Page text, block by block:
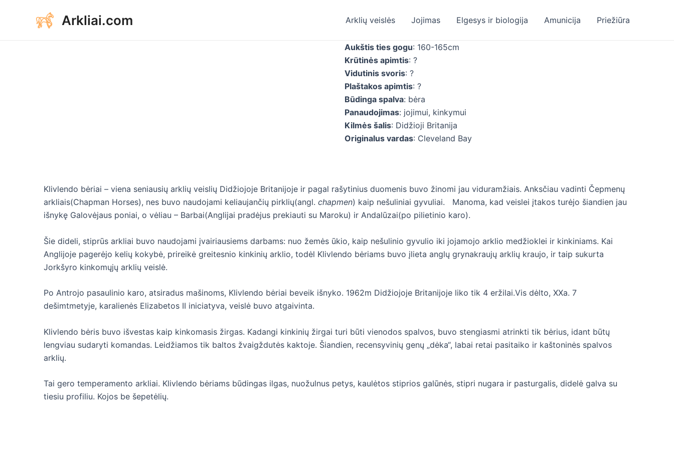
Arkliai.com Arklių veislės Jojimas Elgesys ir biologija Amunicija Priežiūra
Aukštis ties gogu: 160-165cm
Krūtinės apimtis: ?
Vidutinis svoris: ?
Plaštakos apimtis: ?
Būdinga spalva: bėra
Panaudojimas: jojimui, kinkymui
Kilmės šalis: Didžioji Britanija
Originalus vardas: Cleveland Bay
Klivlendo bėriai – viena seniausių arklių veislių Didžiojoje Britanijoje ir pagal rašytinius duomenis buvo žinomi jau viduramžiais. Anksčiau vadinti Čepmenų
arkliais(Chapman Horses), nes buvo naudojami keliaujančių pirklių(angl. chapmen) kaip nešuliniai gyvuliai. Manoma, kad veislei įtakos turėjo šiandien jau
išnykę Galovėjaus poniai, o vėliau – Barbai(Anglijai pradėjus prekiauti su Maroku) ir Andalūzai(po pilietinio karo).
Šie dideli, stiprūs arkliai buvo naudojami įvairiausiems darbams: nuo žemės ūkio, kaip nešulinio gyvulio iki jojamojo arklio medžioklei ir kinkiniams. Kai
Anglijoje pagerėjo kelių kokybė, prireikė greitesnio kinkinių arklio, todėl Klivlendo bėriams buvo įlieta anglų grynakraujų arklių kraujo, ir taip sukurta
Jorkšyro kinkomųjų arklių veislė.
Po Antrojo pasaulinio karo, atsiradus mašinoms, Klivlendo bėriai beveik išnyko. 1962m Didžiojoje Britanijoje liko tik 4 eržilai.Vis dėlto, XXa. 7
dešimtmetyje, karalienės Elizabetos II iniciatyva, veislė buvo atgaivinta.
Klivlendo bėris buvo išvestas kaip kinkomasis žirgas. Kadangi kinkinių žirgai turi būti vienodos spalvos, buvo stengiasmi atrinkti tik bėrius, idant būtų
lengviau sudaryti komandas. Leidžiamos tik baltos žvaigždutės kaktoje. Šiandien, recensyvinių genų „dėka“, labai retai pasitaiko ir kaštoninės spalvos
arklių.
Tai gero temperamento arkliai. Klivlendo bėriams būdingas ilgas, nuožulnus petys, kaulėtos stiprios galūnės, stipri nugara ir pasturgalis, didelė galva su
tiesiu profiliu. Kojos be šepetėlių.